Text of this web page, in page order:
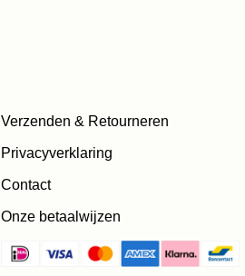
Verzenden & Retourneren
Privacyverklaring
Contact
Onze betaalwijzen